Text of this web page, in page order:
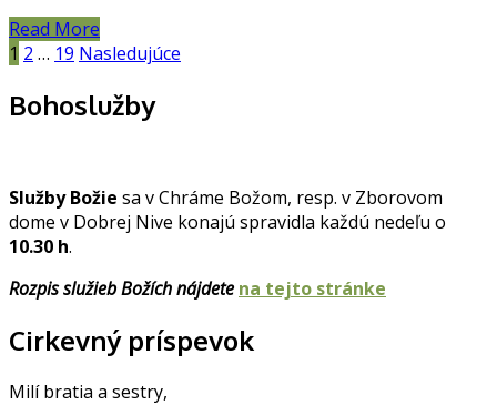
Read More
Navigácia
v
článkoch
1 2 … 19 Nasledujúce
Bohoslužby
Služby Božie sa v Chráme Božom, resp. v Zborovom
dome v Dobrej Nive konajú spravidla každú nedeľu o
10.30 h.
Rozpis služieb Božích nájdete na tejto stránke
Cirkevný príspevok
Milí bratia a sestry,